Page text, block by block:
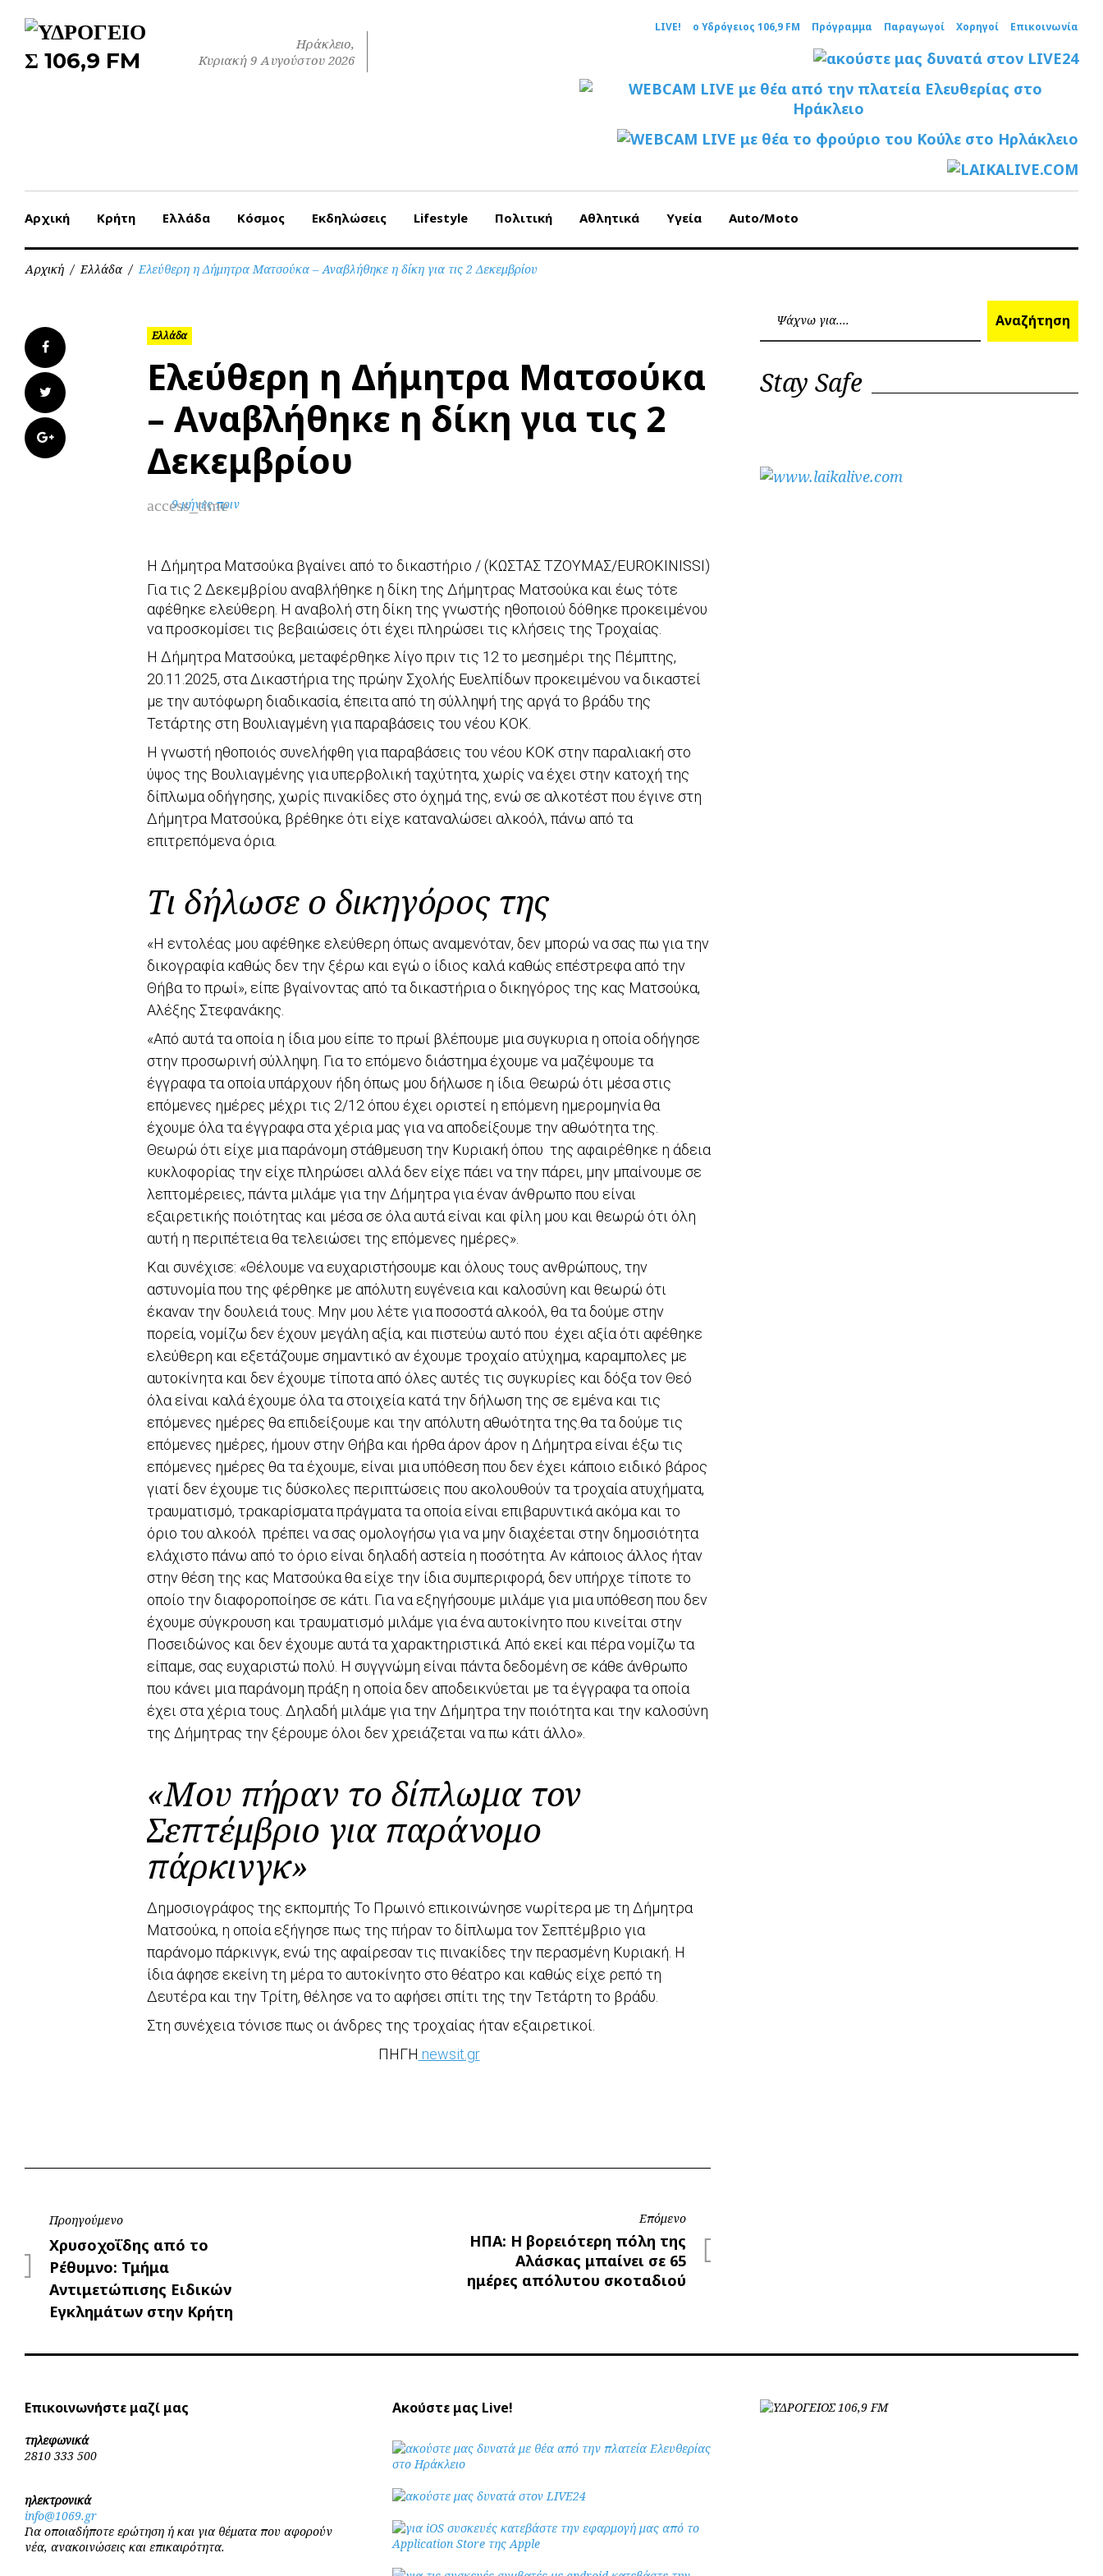
Ηράκλειο,
Κυριακή 9 Αυγούστου 2026
LIVE! ο Υδρόγειος 106,9 FM Πρόγραμμα Παραγωγοί Χορηγοί Επικοινωνία
Αρχική Κρήτη Ελλάδα Κόσμος Εκδηλώσεις Lifestyle Πολιτική Αθλητικά Υγεία Auto/Moto
Αρχική / Ελλάδα / Ελεύθερη η Δήμητρα Ματσούκα – Αναβλήθηκε η δίκη για τις 2 Δεκεμβρίου
Facebook
Twitter
Google+
Ελλάδα
Ελεύθερη η Δήμητρα Ματσούκα
– Αναβλήθηκε η δίκη για τις 2
Δεκεμβρίου
access_time
9 μήνες πριν
Η Δήμητρα Ματσούκα βγαίνει από το δικαστήριο / (ΚΩΣΤΑΣ ΤΖΟΥΜΑΣ/EUROKINISSI)
Για τις 2 Δεκεμβρίου αναβλήθηκε η δίκη της Δήμητρας Ματσούκα και έως τότε
αφέθηκε ελεύθερη. Η αναβολή στη δίκη της γνωστής ηθοποιού δόθηκε προκειμένου
να προσκομίσει τις βεβαιώσεις ότι έχει πληρώσει τις κλήσεις της Τροχαίας.
Η Δήμητρα Ματσούκα, μεταφέρθηκε λίγο πριν τις 12 το μεσημέρι της Πέμπτης,
20.11.2025, στα Δικαστήρια της πρώην Σχολής Ευελπίδων προκειμένου να δικαστεί
με την αυτόφωρη διαδικασία, έπειτα από τη σύλληψή της αργά το βράδυ της
Τετάρτης στη Βουλιαγμένη για παραβάσεις του νέου ΚΟΚ.
Η γνωστή ηθοποιός συνελήφθη για παραβάσεις του νέου ΚΟΚ στην παραλιακή στο
ύψος της Βουλιαγμένης για υπερβολική ταχύτητα, χωρίς να έχει στην κατοχή της
δίπλωμα οδήγησης, χωρίς πινακίδες στο όχημά της, ενώ σε αλκοτέστ που έγινε στη
Δήμητρα Ματσούκα, βρέθηκε ότι είχε καταναλώσει αλκοόλ, πάνω από τα
επιτρεπόμενα όρια.
Τι δήλωσε ο δικηγόρος της
«Η εντολέας μου αφέθηκε ελεύθερη όπως αναμενόταν, δεν μπορώ να σας πω για την
δικογραφία καθώς δεν την ξέρω και εγώ ο ίδιος καλά καθώς επέστρεφα από την
Θήβα το πρωί», είπε βγαίνοντας από τα δικαστήρια ο δικηγόρος της κας Ματσούκα,
Αλέξης Στεφανάκης.
«Από αυτά τα οποία η ίδια μου είπε το πρωί βλέπουμε μια συγκυρια η οποία οδήγησε
στην προσωρινή σύλληψη. Για το επόμενο διάστημα έχουμε να μαζέψουμε τα
έγγραφα τα οποία υπάρχουν ήδη όπως μου δήλωσε η ίδια. Θεωρώ ότι μέσα στις
επόμενες ημέρες μέχρι τις 2/12 όπου έχει οριστεί η επόμενη ημερομηνία θα
έχουμε όλα τα έγγραφα στα χέρια μας για να αποδείξουμε την αθωότητα της.
Θεωρώ ότι είχε μια παράνομη στάθμευση την Κυριακή όπου της αφαιρέθηκε η άδεια
κυκλοφορίας την είχε πληρώσει αλλά δεν είχε πάει να την πάρει, μην μπαίνουμε σε
λεπτομέρειες, πάντα μιλάμε για την Δήμητρα για έναν άνθρωπο που είναι
εξαιρετικής ποιότητας και μέσα σε όλα αυτά είναι και φίλη μου και θεωρώ ότι όλη
αυτή η περιπέτεια θα τελειώσει της επόμενες ημέρες».
Και συνέχισε: «Θέλουμε να ευχαριστήσουμε και όλους τους ανθρώπους, την
αστυνομία που της φέρθηκε με απόλυτη ευγένεια και καλοσύνη και θεωρώ ότι
έκαναν την δουλειά τους. Μην μου λέτε για ποσοστά αλκοόλ, θα τα δούμε στην
πορεία, νομίζω δεν έχουν μεγάλη αξία, και πιστεύω αυτό που έχει αξία ότι αφέθηκε
ελεύθερη και εξετάζουμε σημαντικό αν έχουμε τροχαίο ατύχημα, καραμπολες με
αυτοκίνητα και δεν έχουμε τίποτα από όλες αυτές τις συγκυρίες και δόξα τον Θεό
όλα είναι καλά έχουμε όλα τα στοιχεία κατά την δήλωση της σε εμένα και τις
επόμενες ημέρες θα επιδείξουμε και την απόλυτη αθωότητα της.θα τα δούμε τις
επόμενες ημέρες, ήμουν στην Θήβα και ήρθα άρον άρον η Δήμητρα είναι έξω τις
επόμενες ημέρες θα τα έχουμε, είναι μια υπόθεση που δεν έχει κάποιο ειδικό βάρος
γιατί δεν έχουμε τις δύσκολες περιπτώσεις που ακολουθούν τα τροχαία ατυχήματα,
τραυματισμό, τρακαρίσματα πράγματα τα οποία είναι επιβαρυντικά ακόμα και το
όριο του αλκοόλ πρέπει να σας ομολογήσω για να μην διαχέεται στην δημοσιότητα
ελάχιστο πάνω από το όριο είναι δηλαδή αστεία η ποσότητα. Αν κάποιος άλλος ήταν
στην θέση της κας Ματσούκα θα είχε την ίδια συμπεριφορά, δεν υπήρχε τίποτε το
οποίο την διαφοροποίησε σε κάτι. Για να εξηγήσουμε μιλάμε για μια υπόθεση που δεν
έχουμε σύγκρουση και τραυματισμό μιλάμε για ένα αυτοκίνητο που κινείται στην
Ποσειδώνος και δεν έχουμε αυτά τα χαρακτηριστικά. Από εκεί και πέρα νομίζω τα
είπαμε, σας ευχαριστώ πολύ. Η συγγνώμη είναι πάντα δεδομένη σε κάθε άνθρωπο
που κάνει μια παράνομη πράξη η οποία δεν αποδεικνύεται με τα έγγραφα τα οποία
έχει στα χέρια τους. Δηλαδή μιλάμε για την Δήμητρα την ποιότητα και την καλοσύνη
της Δήμητρας την ξέρουμε όλοι δεν χρειάζεται να πω κάτι άλλο».
«Μου πήραν το δίπλωμα τον
Σεπτέμβριο για παράνομο
πάρκινγκ»
Δημοσιογράφος της εκπομπής Το Πρωινό επικοινώνησε νωρίτερα με τη Δήμητρα
Ματσούκα, η οποία εξήγησε πως της πήραν το δίπλωμα τον Σεπτέμβριο για
παράνομο πάρκινγκ, ενώ της αφαίρεσαν τις πινακίδες την περασμένη Κυριακή. Η
ίδια άφησε εκείνη τη μέρα το αυτοκίνητο στο θέατρο και καθώς είχε ρεπό τη
Δευτέρα και την Τρίτη, θέλησε να το αφήσει σπίτι της την Τετάρτη το βράδυ.
Στη συνέχεια τόνισε πως οι άνδρες της τροχαίας ήταν εξαιρετικοί.
ΠΗΓΗ newsit.gr
Πλοήγηση
άρθρων
Προηγούμενο
Προηγούμενο
Χρυσοχοΐδης από το
Ρέθυμνο: Τμήμα
Αντιμετώπισης Ειδικών
Εγκλημάτων στην Κρήτη
Επόμενο
Επόμενο
ΗΠΑ: Η βορειότερη πόλη της
Αλάσκας μπαίνει σε 65
ημέρες απόλυτου σκοταδιού
Αναζήτηση
Stay Safe
Επικοινωνήστε μαζί μας
τηλεφωνικά
2810 333 500
ηλεκτρονικά
info@1069.gr
Για οποιαδήποτε ερώτηση ή και για θέματα που αφορούν
νέα, ανακοινώσεις και επικαιρότητα.
Ακούστε μας Live!